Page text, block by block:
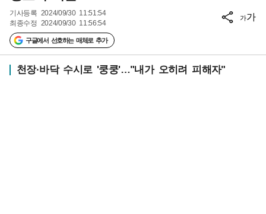
기사등록 2024/09/30 11:51:54
최종수정 2024/09/30 11:56:54
구글에서 선호하는 매체로 추가
가가
천장·바닥 수시로 '쿵쿵'…"내가 오히려 피해자"